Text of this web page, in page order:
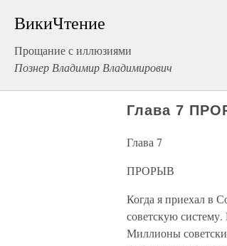
ВикиЧтение
Прощание с иллюзиями
Познер Владимир Владимирович
Глава 7
Глава 7
ПРОРЫВ
Когда я приехал в
советскую
Миллионы